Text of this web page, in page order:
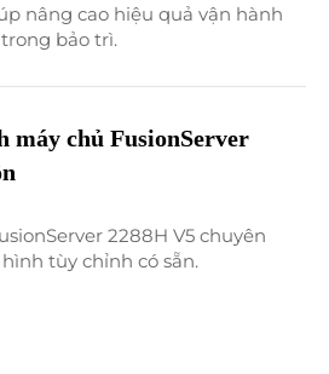
nâng cao hiệu quả vận hành
bảo trì.
máy chủ FusionServer
2288H V5 chuyên
tùy chỉnh có sẵn.